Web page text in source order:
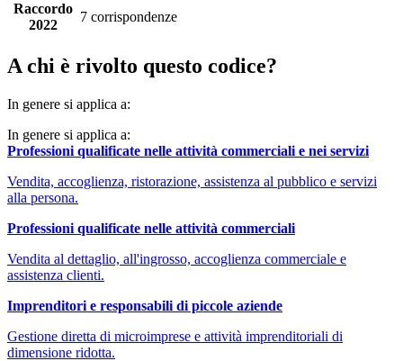
Raccordo
2022
7 corrispondenze
A chi è rivolto questo codice?
In genere si applica a:
In genere si applica a:
Professioni qualificate nelle attività commerciali e nei servizi
Vendita, accoglienza, ristorazione, assistenza al pubblico e servizi
alla persona.
Professioni qualificate nelle attività commerciali
Vendita al dettaglio, all'ingrosso, accoglienza commerciale e
assistenza clienti.
Imprenditori e responsabili di piccole aziende
Gestione diretta di microimprese e attività imprenditoriali di
dimensione ridotta.